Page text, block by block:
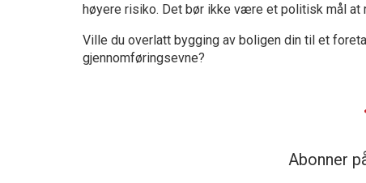
høyere risiko. Det bør ikke være et politisk mål
Ville du overlatt bygging av boligen din til et
gjennomføringsevne?
Abonner